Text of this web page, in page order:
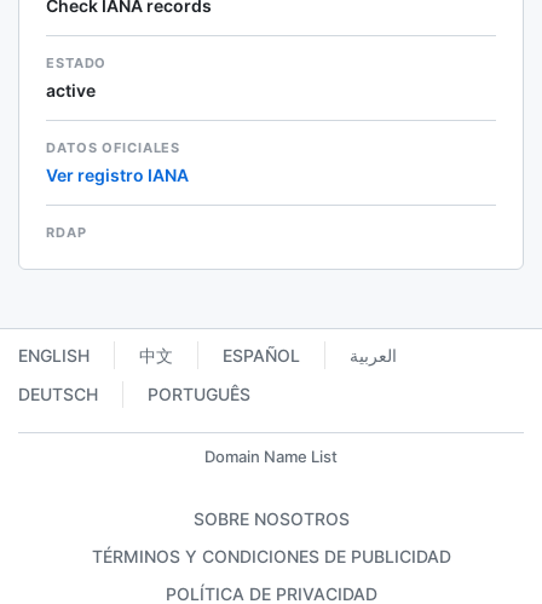
Check IANA records
ESTADO
active
DATOS OFICIALES
Ver registro IANA
RDAP
ENGLISH 中文 ESPAÑOL
العربية
DEUTSCH
PORTUGUÊS
Domain Name List
SOBRE NOSOTROS
TÉRMINOS Y CONDICIONES DE PUBLICIDAD
POLÍTICA DE PRIVACIDAD